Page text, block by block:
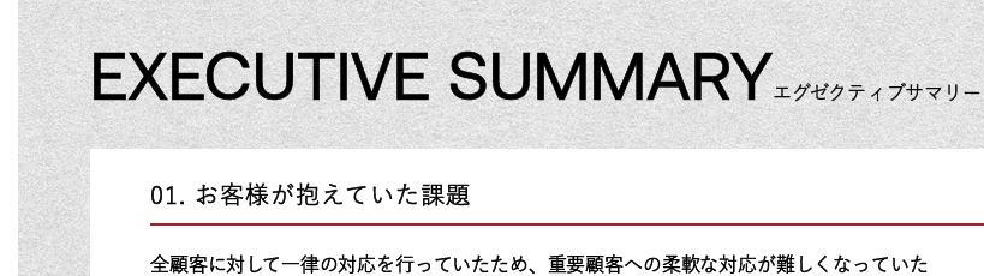
EXECUTIVE SUMMARYエグゼクティブサマリー
お客様が抱えていた課題
全顧客に対して一律の対応を行っていたため、重要顧客への柔軟な対応が難しくなっていた